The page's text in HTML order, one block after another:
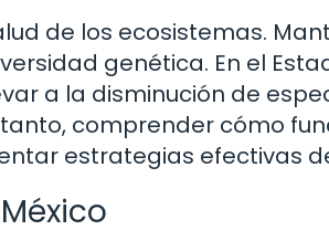
de los ecosistemas.
genética. En el
a la disminución de
comprender cómo
estrategias efectivas